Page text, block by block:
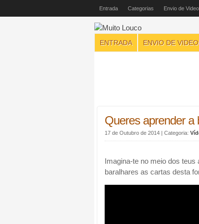
Entrada Categorias Envio de
ENTRADA ENVIO DE
Queres aprender a
17 de Outubro de 2014 | Categoria:
Imagina-te no meio dos
baralhares as cartas desta